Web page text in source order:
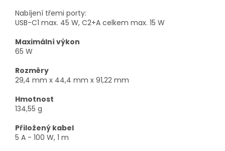
Nabíjení třemi porty:
USB-C1 max. 45 W, C2+A celkem max. 15 W
Maximální výkon
65 W
Rozměry
29,4 mm x 44,4 mm x 91,22 mm
Hmotnost
134,55 g
Přiložený kabel
5 A - 100 W, 1 m